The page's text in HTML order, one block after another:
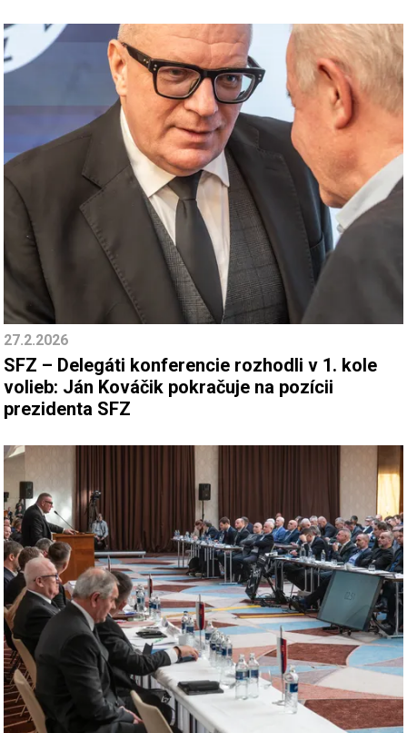
27.2.2026
SFZ – Delegáti konferencie rozhodli v 1. kole
volieb: Ján Kováčik pokračuje na pozícii
prezidenta SFZ